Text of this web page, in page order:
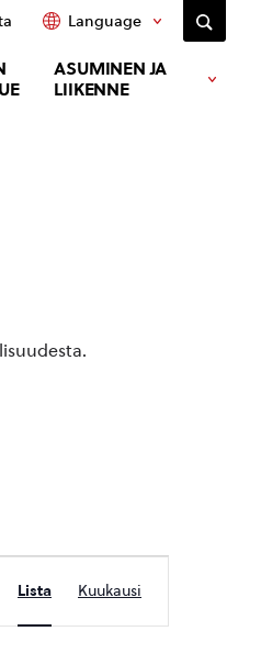
ASUMINEN JA
LIIKENNE
Language
Views
Navigation
Lista Kuukausi